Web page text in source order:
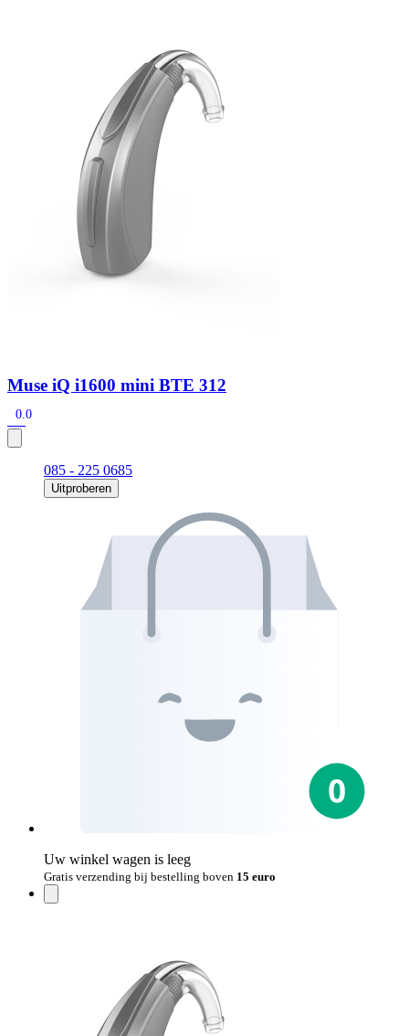
Signia hoortoestellen Signia Pure BCT IX
Audio Service R LI 7
HoortoestelbatterijenWidex filtersFilters
Onderhoudsartikelen
Signia Active Mini IX - Oplaadbaar
De Signia Active Mini IX is het nieuwste hoortoestel van Signia.
Muse iQ i1600 mini BTE 312
0.0
085 - 225 0685
Uitproberen
Uw winkel wagen is leeg
Gratis verzending bij bestelling boven 15 euro